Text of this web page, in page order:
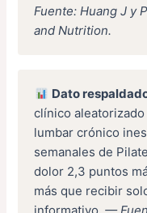
Fuente: Huang J y
and Nutrition.
Dato
clínico
lumbar crónico
semanales de
dolor 2,3 puntos
más que recibir